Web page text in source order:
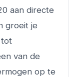
aan directe
groeit je
van de
op te